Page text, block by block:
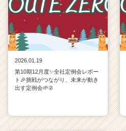
2026.01.19
第10期12月度✨全社定例会レポー
ト🎉挑戦がつながり、未来が動き
出す定例会🌱②